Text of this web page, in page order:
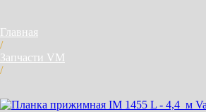
Главная
/
Запчасти VM
/